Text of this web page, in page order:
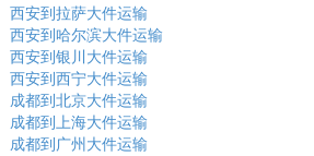
西安到拉萨大件运输
西安到哈尔滨大件运输
西安到银川大件运输
西安到西宁大件运输
成都到北京大件运输
成都到上海大件运输
成都到广州大件运输